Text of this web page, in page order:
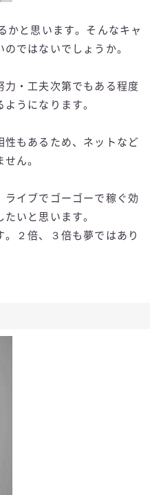
かと思います。そんなキャ
ではないでしょうか。
・工夫次第でもある程度
うになります。
性もあるため、ネットなど
ん。
イブでゴーゴーで稼ぐ効
いと思います。
２倍、３倍も夢ではあり